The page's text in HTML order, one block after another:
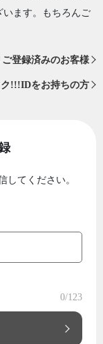
います。もちろんご
登録済みのお客様
ク!!!IDをお持ちの方
してください。
0/123